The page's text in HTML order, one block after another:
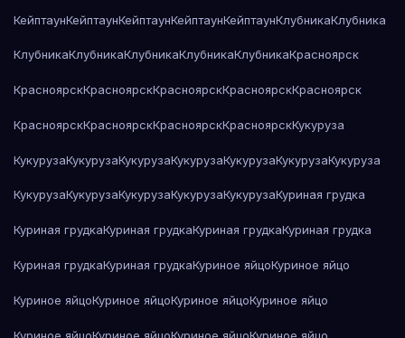
КейптаунКейптаунКейптаунКейптаунКейптаунКлубникаКлубника
КлубникаКлубникаКлубникаКлубникаКлубникаКрасноярск
КрасноярскКрасноярскКрасноярскКрасноярскКрасноярск
КрасноярскКрасноярскКрасноярскКрасноярскКукуруза
КукурузаКукурузаКукурузаКукурузаКукурузаКукурузаКукуруза
КукурузаКукурузаКукурузаКукурузаКукурузаКуриная грудка
Куриная грудкаКуриная грудкаКуриная грудкаКуриная грудка
Куриная грудкаКуриная грудкаКуриное яйцоКуриное яйцо
Куриное яйцоКуриное яйцоКуриное яйцоКуриное яйцо
Куриное яйцоКуриное яйцоКуриное яйцоКуриное яйцо